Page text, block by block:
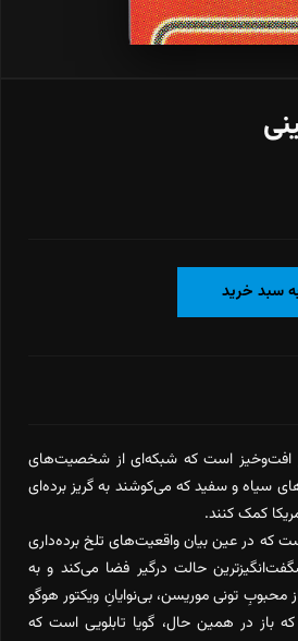
سبد خرید
افت‌وخیز است که شبکه‌ای از شخصیت‌های
سیاه و سفید که می‌کوشند به گریز برده‌ای
کمک کنند.
که در عین بیان واقعیت‌های تلخ برده‌داری
حالت درگیر فضا می‌کند و به
تونی موریسن، بی‌نوایانِ ویکتور هوگو
باز در همین حال، گویا تابلویی است که